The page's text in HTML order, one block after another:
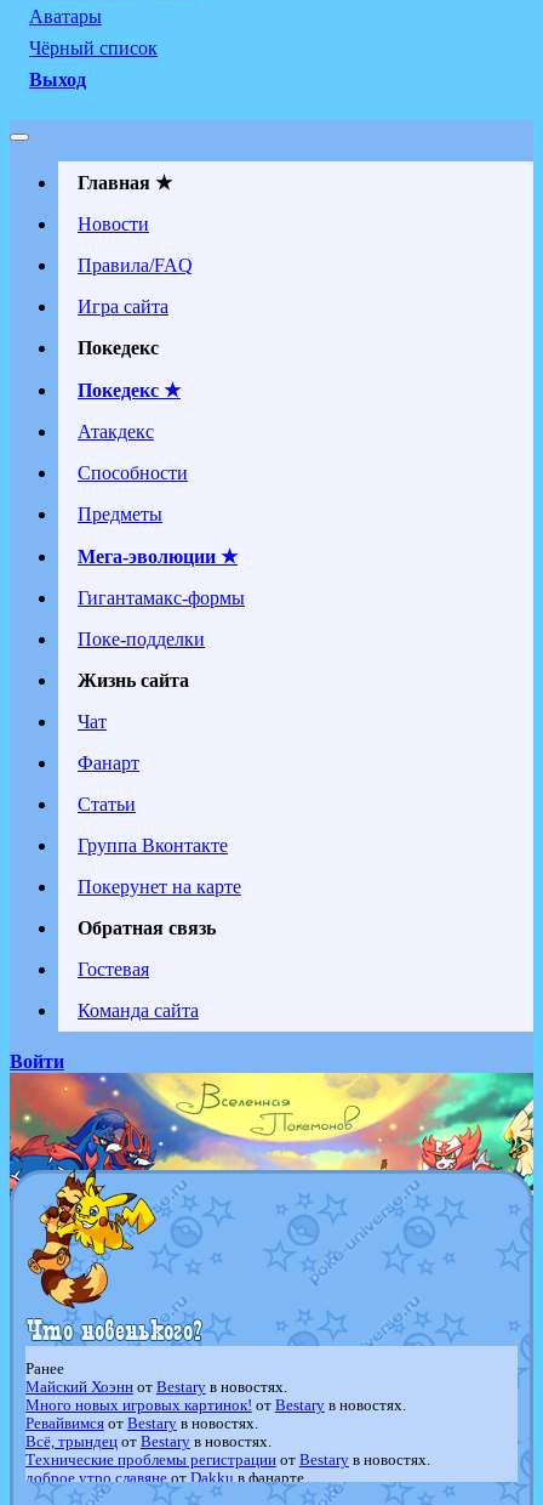
Аватары
Чёрный список
Выход
Главная ★
Новости
Правила/FAQ
Игра сайта
Покедекс
Покедекс ★
Атакдекс
Способности
Предметы
Мега-эволюции ★
Гигантамакс-формы
Поке-подделки
Жизнь сайта
Чат
Фанарт
Статьи
Группа Вконтакте
Покерунет на карте
Обратная связь
Гостевая
Команда сайта
Войти
Ранее
Майский Хоэннот Bestaryв новостях.
Много новых игровых картинок! от Bestaryв новостях.
Ревайвимсяот Bestaryв новостях.
Всё, трындецот Bestaryв новостях.
Технические проблемы регистрацииот Bestaryв новостях.
доброе утро славянеот Dakku в фанарте.
Йолда и Мимикью отMavisNyanCatв фанарте.